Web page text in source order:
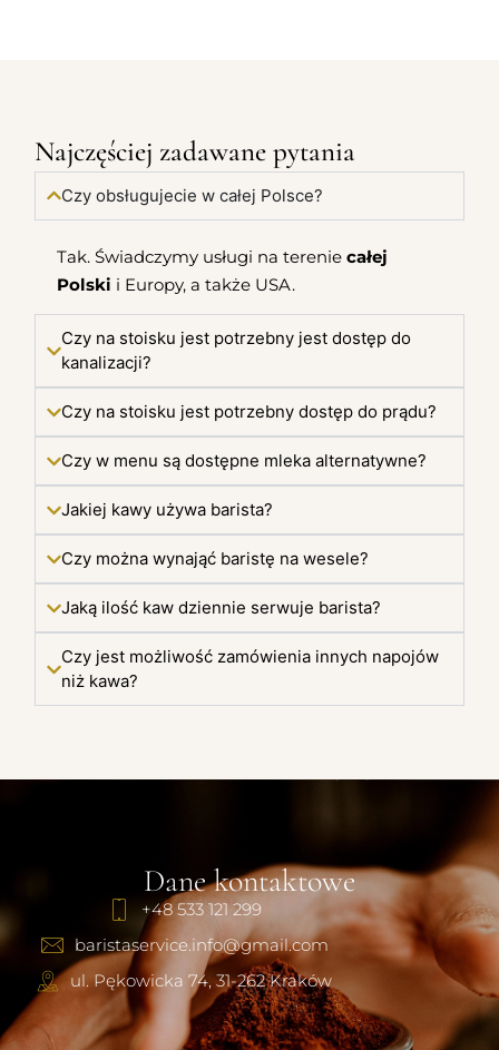
Najczęściej zadawane pytania
Czy obsługujecie w całej Polsce?
Tak. Świadczymy usługi na tereniecałej
Polski i Europy, a także USA.
Czy na stoisku jest potrzebny jest dostęp do
kanalizacji?
Czy na stoisku jest potrzebny dostęp do prądu?
Czy w menu są dostępne mleka alternatywne?
Jakiej kawy używa barista?
Czy można wynająć baristę na wesele?
Jaką ilość kaw dziennie serwuje barista?
Czy jest możliwość zamówienia innych napojów
niż kawa?
Dane kontaktowe
+48 533 121 299
baristaservice.info@gmail.com
ul. Pękowicka 74, 31-262 Kraków